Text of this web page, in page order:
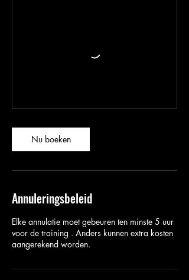
Nu boeken
Annuleringsbeleid
Elke annulatie moet gebeuren ten minste 5 uur
voor de training . Anders kunnen extra kosten
aangerekend worden.